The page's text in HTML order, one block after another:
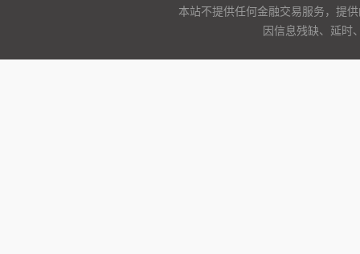
本站不提供任何金融交易服务，提
因信息残缺、延时